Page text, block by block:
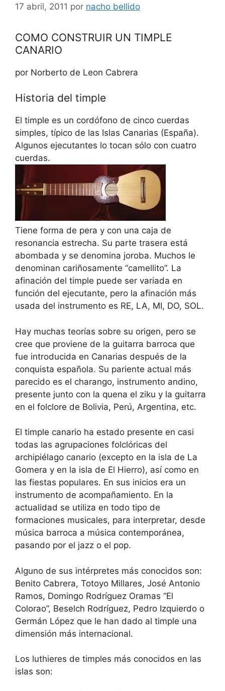
17 abril, 2011 por nacho bellido
COMO CONSTRUIR UN TIMPLE
CANARIO
por Norberto de Leon Cabrera
Historia del timple
El timple es un cordófono de cinco cuerdas
simples, típico de las Islas Canarias (España).
Algunos ejecutantes lo tocan sólo con cuatro
cuerdas.
Tiene forma de pera y con una caja de
resonancia estrecha. Su parte trasera está
abombada y se denomina joroba. Muchos le
denominan cariñosamente “camellito”. La
afinación del timple puede ser variada en
función del ejecutante, pero la afinación más
usada del instrumento es RE, LA, MI, DO, SOL.
Hay muchas teorías sobre su origen, pero se
cree que proviene de la guitarra barroca que
fue introducida en Canarias después de la
conquista española. Su pariente actual más
parecido es el charango, instrumento andino,
presente junto con la quena el ziku y la guitarra
en el folclore de Bolivia, Perú, Argentina, etc.
El timple canario ha estado presente en casi
todas las agrupaciones folclóricas del
archipiélago canario (excepto en la isla de La
Gomera y en la isla de El Hierro), así como en
las fiestas populares. En sus inicios era un
instrumento de acompañamiento. En la
actualidad se utiliza en todo tipo de
formaciones musicales, para interpretar, desde
música barroca a música contemporánea,
pasando por el jazz o el pop.
Alguno de sus intérpretes más conocidos son:
Benito Cabrera, Totoyo Millares, José Antonio
Ramos, Domingo Rodríguez Oramas “El
Colorao”, Beselch Rodríguez, Pedro Izquierdo o
Germán López que le han dado al timple una
dimensión más internacional.
Los luthieres de timples más conocidos en las
islas son: